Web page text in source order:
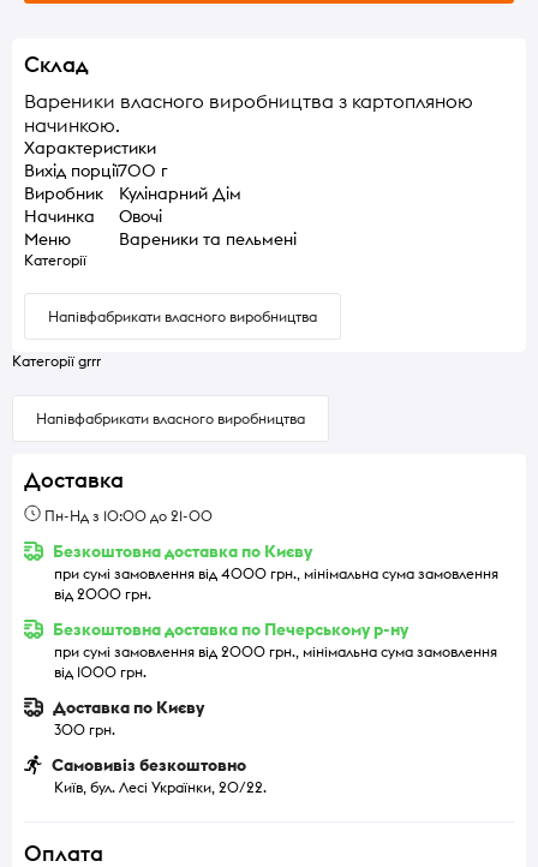
Склад
Вареники власного виробництва з картопляною
начинкою.
Характеристики
Вихід порції700 г
Виробник
Кулінарний Дім
Начинка
Овочі
Меню
Вареники та пельмені
Категорії
Напівфабрикати власного виробництва
Категорії grrr
Напівфабрикати власного виробництва
Доставка
Пн-Нд з 10:00 до 21-00
Безкоштовна доставка по Києву
при сумі замовлення від 4000 грн., мінімальна сума замовлення
від 2000 грн.
Безкоштовна доставка по Печерському р-ну
при сумі замовлення від 2000 грн., мінімальна сума замовлення
від 1000 грн.
Доставка по Києву
300 грн.
Самовивіз безкоштовно
Київ, бул. Лесі Українки, 20/22.
Оплата